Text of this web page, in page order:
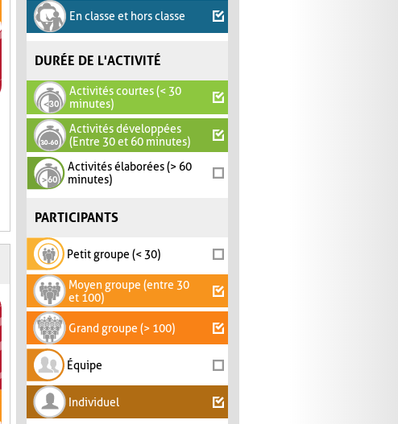
En classe et hors classe
DURÉE DE L'ACTIVITÉ
Activités courtes (< 30
minutes)
Activités développées
(Entre 30 et 60 minutes)
Activités élaborées (> 60
minutes)
PARTICIPANTS
Petit groupe (< 30)
Moyen groupe (entre 30
et 100)
Grand groupe (> 100)
Équipe
Individuel